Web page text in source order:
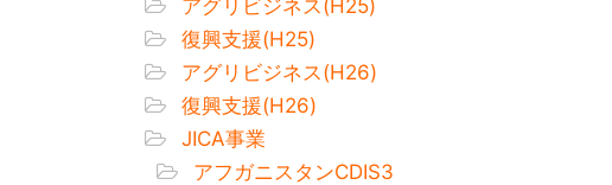
アグリビジネス(H25)
復興支援(H25)
アグリビジネス(H26)
復興支援(H26)
JICA事業
アフガニスタンCDIS3